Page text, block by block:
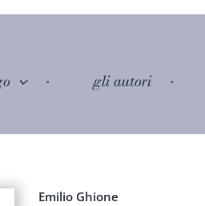
gli autori
Emilio Ghione